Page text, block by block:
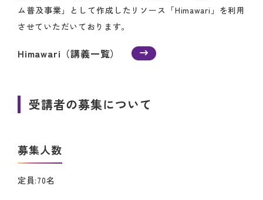
ム普及事業」として作成したリソース「Himawari」を利用
させていただいております。
Himawari（講義一覧）
受講者の募集について
募集人数
定員:70名